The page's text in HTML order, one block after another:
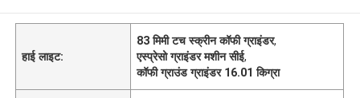
हाई लाइट:
83 मिमी टच स्क्रीन कॉफी ग्राइंडर,
एस्प्रेसो ग्राइंडर मशीन सीई,
कॉफी ग्राउंड ग्राइंडर 16.01 किग्रा